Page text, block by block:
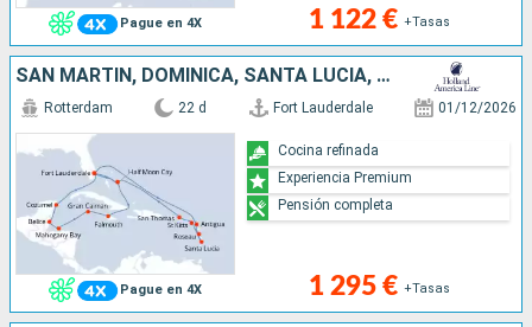
Pague en 4X 1 122 € +Tasas
SAN MARTÍN, DOMINICA, SANTA LUCIA, ANTIGUA Y BARBUDA, SANTO TOMÁS, ESTADOS UNIDOS, BAHAMAS, JAMAICA, ISLAS CAIMÁN, HONDURAS, BELICE, MÉXICO
Pague en 4X
Rotterdam 22 d Fort Lauderdale 01/12/2026
1 295 € +Tasas
Cocina refinada
Experiencia Premium
Pensión completa